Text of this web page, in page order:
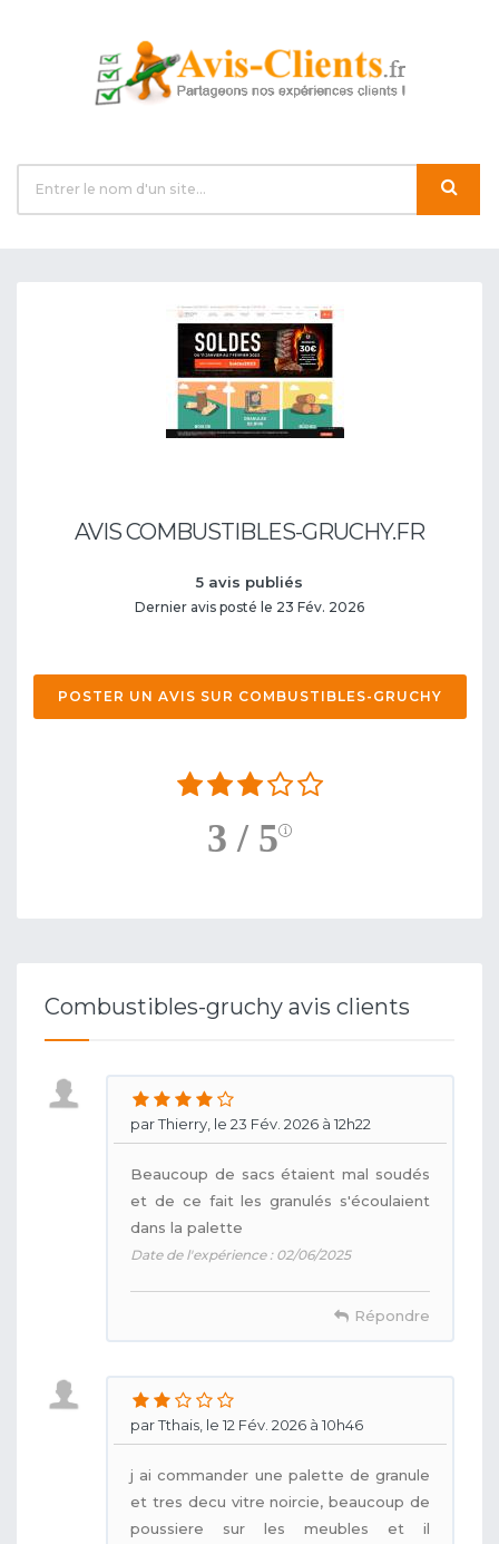
AVIS COMBUSTIBLES-GRUCHY.FR
5 avis publiés
Dernier avis posté le 23 Fév. 2026
POSTER UN AVIS SUR COMBUSTIBLES-GRUCHY
3 / 5
Combustibles-gruchy avis clients
par Thierry, le 23 Fév. 2026 à 12h22
Beaucoup de sacs étaient mal soudés
et de ce fait les granulés s'écoulaient
dans la palette
Date de l'expérience : 02/06/2025
Répondre
par Tthais, le 12 Fév. 2026 à 10h46
j ai commander une palette de granule
et tres decu vitre noircie, beaucoup de
poussiere sur les meubles et il